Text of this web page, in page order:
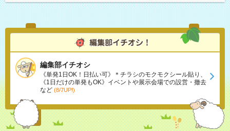
編集部イチオシ
《単発1日OK！日払い可》＊チラシのモクモクシール貼り、
《1日だけの単発もOK》イベントや展示会場での設営・撤去
など (8/7UP!)